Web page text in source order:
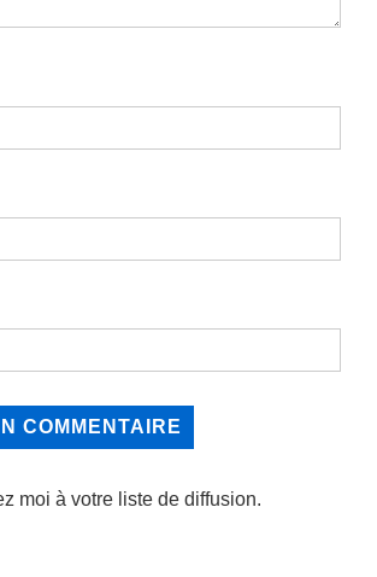
moi à votre liste de diffusion.